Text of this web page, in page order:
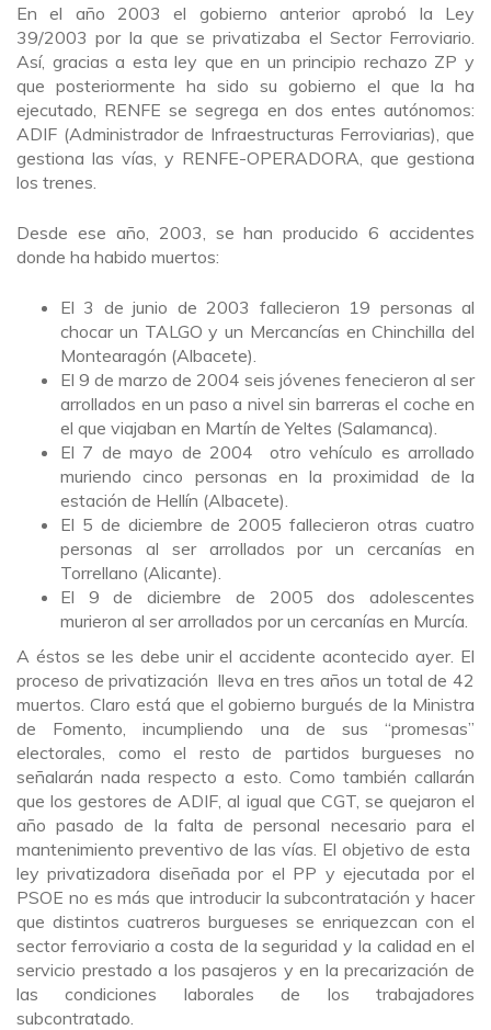
En el año 2003 el gobierno anterior aprobó la Ley
39/2003 por la que se privatizaba el Sector Ferroviario.
Así, gracias a esta ley que en un principio rechazo ZP y
que posteriormente ha sido su gobierno el que la ha
ejecutado, RENFE se segrega en dos entes autónomos:
ADIF (Administrador de Infraestructuras Ferroviarias), que
gestiona las vías, y RENFE-OPERADORA, que gestiona
los trenes.
Desde ese año, 2003, se han producido 6 accidentes
donde ha habido muertos:
El 3 de junio de 2003 fallecieron 19 personas al
chocar un TALGO y un Mercancías en Chinchilla del
Montearagón (Albacete).
El 9 de marzo de 2004 seis jóvenes fenecieron al ser
arrollados en un paso a nivel sin barreras el coche en
el que viajaban en Martín de Yeltes (Salamanca).
El 7 de mayo de 2004 otro vehículo es arrollado
muriendo cinco personas en la proximidad de la
estación de Hellín (Albacete).
El 5 de diciembre de 2005 fallecieron otras cuatro
personas al ser arrollados por un cercanías en
Torrellano (Alicante).
El 9 de diciembre de 2005 dos adolescentes
murieron al ser arrollados por un cercanías en Murcía.
A éstos se les debe unir el accidente acontecido ayer. El
proceso de privatización lleva en tres años un total de 42
muertos. Claro está que el gobierno burgués de la Ministra
de Fomento, incumpliendo una de sus “promesas”
electorales, como el resto de partidos burgueses no
señalarán nada respecto a esto. Como también callarán
que los gestores de ADIF, al igual que CGT, se quejaron el
año pasado de la falta de personal necesario para el
mantenimiento preventivo de las vías. El objetivo de esta
ley privatizadora diseñada por el PP y ejecutada por el
PSOE no es más que introducir la subcontratación y hacer
que distintos cuatreros burgueses se enriquezcan con el
sector ferroviario a costa de la seguridad y la calidad en el
servicio prestado a los pasajeros y en la precarización de
las condiciones laborales de los trabajadores
subcontratado.